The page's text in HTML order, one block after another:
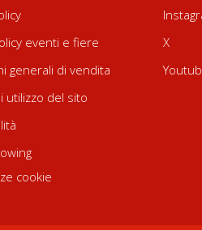
eventi e fiere
generali di vendita
utilizzo del sito
cookie
X